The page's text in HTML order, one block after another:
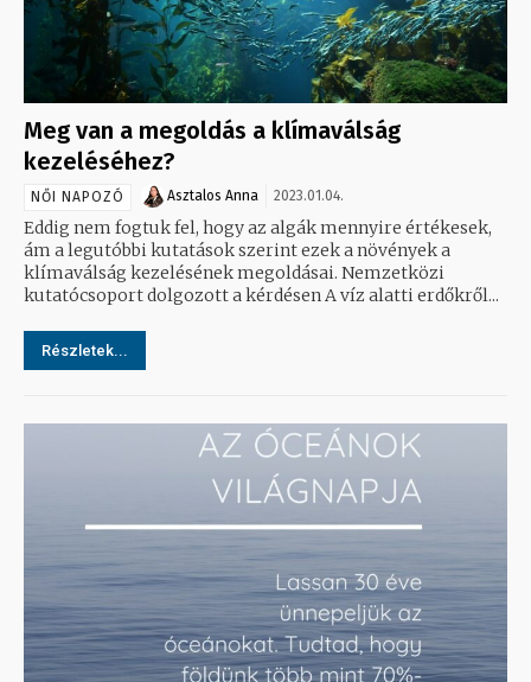
Meg van a megoldás a klímaválság
kezeléséhez?
NŐI NAPOZÓ Asztalos Anna 2023.01.04.
Eddig nem fogtuk fel, hogy az algák mennyire értékesek,
ám a legutóbbi kutatások szerint ezek a növények a
klímaválság kezelésének megoldásai. Nemzetközi
kutatócsoport dolgozott a kérdésen A víz alatti erdőkről...
Részletek...